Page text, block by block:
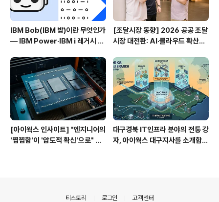
IBM Bob(IBM 밥)이란 무엇인가
— IBM Power·IBM i 레거시 현
너 완벽 가이드
[조달시장 동향] 2026 공공 조달
시장 대전환: AI·클라우드 확산과
즈 가이드
[아이웍스 인사이트] "엔지니어의
'찝찝함'이 '압도적 확신'으로" —
대구경북 IT인프라 분야의 전통 강
자, 아이웍스 대구지사를 소개합니
티스토리 로그인 고객센터